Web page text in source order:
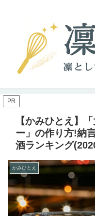
PR
【かみひとえ】
ー」の作り方!納
酒ランキング
かみひとえ